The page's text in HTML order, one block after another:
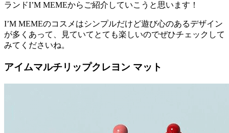
ランドI’M MEMEからご紹介していこうと思います！
I’M MEMEのコスメはシンプルだけど遊び心のあるデザイン
が多くあって、見ていてとても楽しいのでぜひチェックして
みてくださいね。
アイムマルチリップクレヨン マット